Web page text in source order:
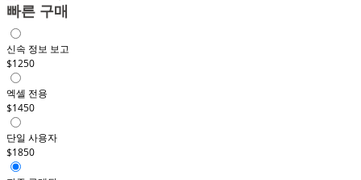
빠른 구매
신속 정보 보고
$1250
엑셀 전용
$1450
단일 사용자
$1850